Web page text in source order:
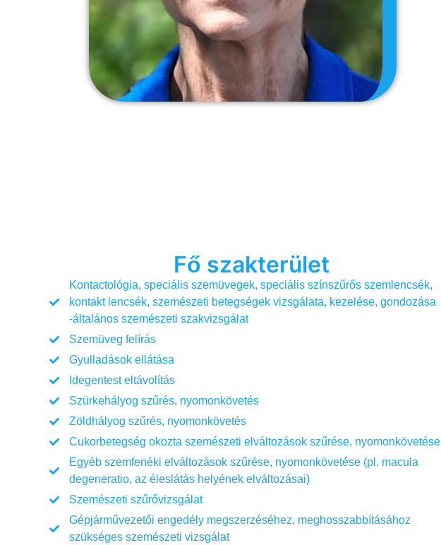
Fő szakterület
Kontactológia, speciális szemüvegek, speciális színszűrős szemlencsék,
kontakt lencsék, szemészeti betegségek vizsgálata, kezelése, gondozása
-általános szemészeti szakvizsgálat
Szemüveg felírás
Gyulladások ellátása
Idegentest eltávolítás
Szürkehályog szűrés, nyomonkövetés
Zöldhályog szűrés, nyomonkövetés
Cukorbetegség okozta szemészeti elváltozások szűrése, nyomonkövetése
Egyéb szemfenéki elváltozások szűrése, nyomonkövetése (pl. macula
degeneratio, az éleslátás helyének elváltozásai)
Szemészeti szűrővizsgálat
Gépjárművezetői engedély megszerzéséhez, meghosszabbításához
szükséges szemészeti vizsgálat